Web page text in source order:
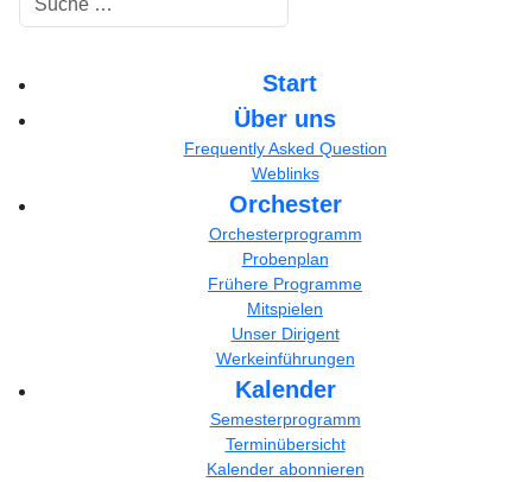
Start
Über uns
Frequently Asked Question
Weblinks
Orchester
Orchesterprogramm
Probenplan
Frühere Programme
Mitspielen
Unser Dirigent
Werkeinführungen
Kalender
Semesterprogramm
Terminübersicht
Kalender abonnieren